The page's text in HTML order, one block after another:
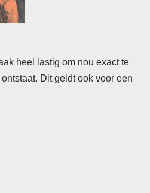
heel lastig om nou exact te
Dit geldt ook voor een